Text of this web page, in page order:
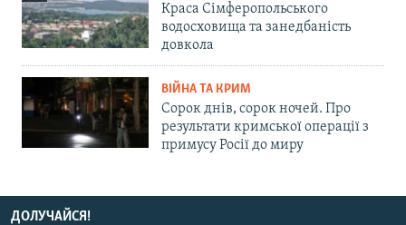
Краса Сімферопольського
водосховища та занедбаність
довкола
ВІЙНА ТА КРИМ
Сорок днів, сорок ночей. Про
результати кримської операції з
примусу Росії до миру
ДОЛУЧАЙСЯ!